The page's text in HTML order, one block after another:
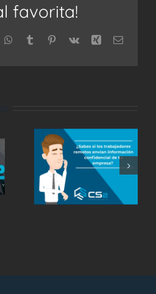
favorita!
WhatsApp
TumblrPinterest
Vk Xing Correo